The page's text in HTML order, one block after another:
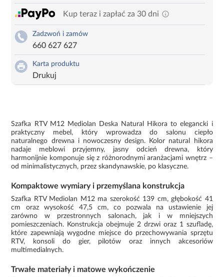
Kup teraz i zapłać za 30 dni
Zadzwoń i zamów
660 627 627
Karta produktu
Drukuj
Szafka RTV M12 Mediolan Deska Natural Hikora to elegancki i
praktyczny mebel, który wprowadza do salonu ciepło
naturalnego drewna i nowoczesny design. Kolor natural hikora
nadaje meblowi przyjemny, jasny odcień drewna, który
harmonijnie komponuje się z różnorodnymi aranżacjami wnętrz –
od minimalistycznych, przez skandynawskie, po klasyczne.
Kompaktowe wymiary i przemyślana konstrukcja
Szafka RTV Mediolan M12 ma szerokość 139 cm, głębokość 41
cm oraz wysokość 47,5 cm, co pozwala na ustawienie jej
zarówno w przestronnych salonach, jak i w mniejszych
pomieszczeniach. Konstrukcja obejmuje 2 drzwi oraz 1 szufladę,
które zapewniają wygodne miejsce do przechowywania sprzętu
RTV, konsoli do gier, pilotów oraz innych akcesoriów
multimedialnych.
Trwałe materiały i matowe wykończenie